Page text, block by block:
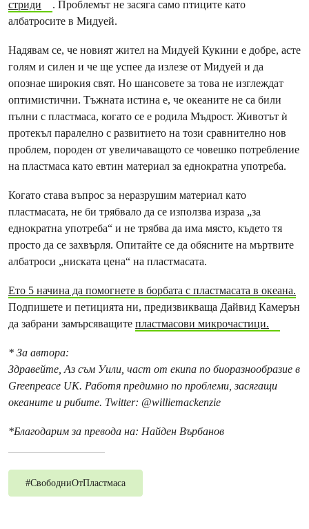
стриди
. Проблемът не засяга само птиците като
албатросите в Мидуей.
Надявам се, че новият жител на Мидуей Кукини е добре, асте
голям и силен и че ще успее да излезе от Мидуей и да
опознае широкия свят. Но шансовете за това не изглеждат
оптимистични. Тъжната истина е, че океаните не са били
пълни с пластмаса, когато се е родила Мъдрост. Животът ѝ
протекъл паралелно с развитието на този сравнително нов
проблем, породен от увеличаващото се човешко потребление
на пластмаса като евтин материал за еднократна употреба.
Когато става въпрос за неразрушим материал като
пластмасата, не би трябвало да се използва израза „за
еднократна употреба“ и не трябва да има място, където тя
просто да се захвърля. Опитайте се да обясните на мъртвите
албатроси „ниската цена“ на пластмасата.
Ето 5 начина да помогнете в борбата с пластмасата в океана.
Подпишете и петицията ни, предизвикваща Дайвид Камерън
да забрани замърсяващите пластмасови микрочастици.
* За автора:
Здравейте, Аз съм Уили, част от екипа по биоразнообразие в
Greenpeace UK. Работя предимно по проблеми, засягащи
океаните и рибите. Twitter: @williemackenzie
*Благодарим за превода на: Найден Върбанов
#СвободниОтПластмаса